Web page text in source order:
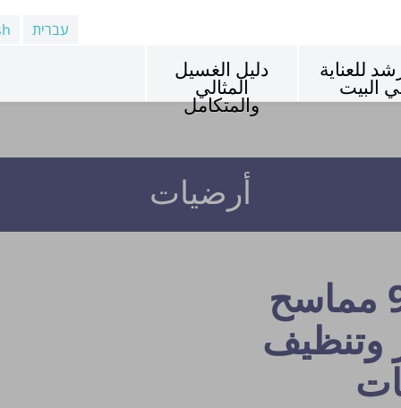
עברית
للعناية
البيت
دليل الغسيل
المثالي
والمتكامل
أرضيات
99.9% مماسح
وتنظيف